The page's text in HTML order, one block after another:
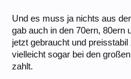
Und es muss ja nichts aus
gab auch in den 70ern, 80ern
jetzt gebraucht und
vielleicht sogar bei den
zahlt.